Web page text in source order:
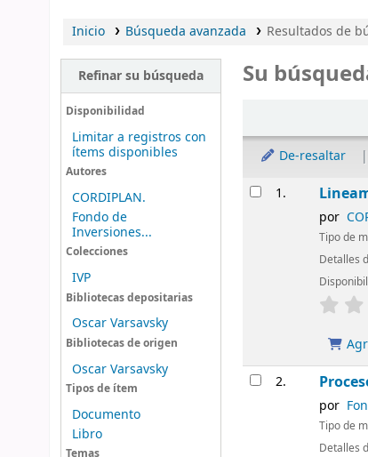
Inicio Búsqueda avanzada Resultados de
Refinar su búsqueda
Disponibilidad
Limitar a registros con
ítems disponibles
Autores
CORDIPLAN.
Fondo de
Inversiones...
Colecciones
IVP
Bibliotecas depositarias
Oscar Varsavsky
Bibliotecas de origen
Oscar Varsavsky
Tipos de ítem
Documento
Libro
Su
De-resaltar
Resultados
1.
por
Tipo de
Detalles
2.
por
Tipo de
Detalles